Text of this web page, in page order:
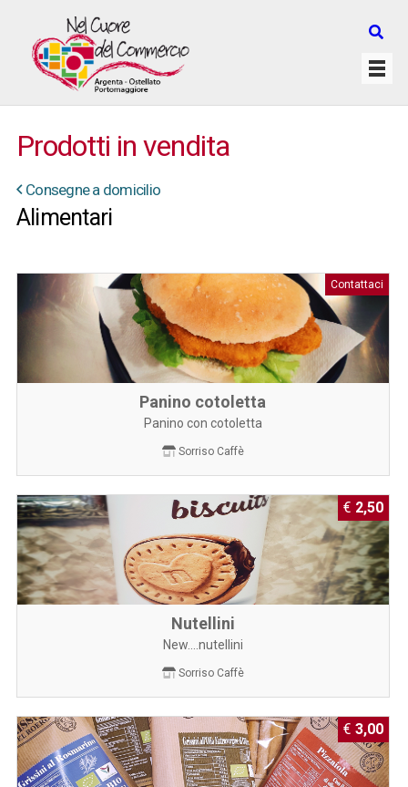
Prodotti in vendita
Consegne a domicilio
Alimentari
Panino cotoletta
Panino con cotoletta
Sorriso Caffè
Contattaci
Nutellini
New....nutellini
Sorriso Caffè
€ 2,50
€ 3,00